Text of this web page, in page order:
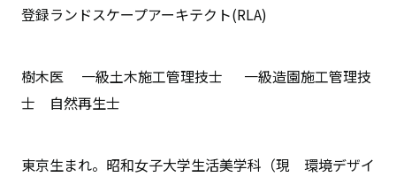
登録ランドスケープアーキテクト(RLA)
樹木医 一級土木施工管理技士 一級造園施工管理技
士 自然再生士
東京生まれ。昭和女子大学生活美学科（現 環境デザイ